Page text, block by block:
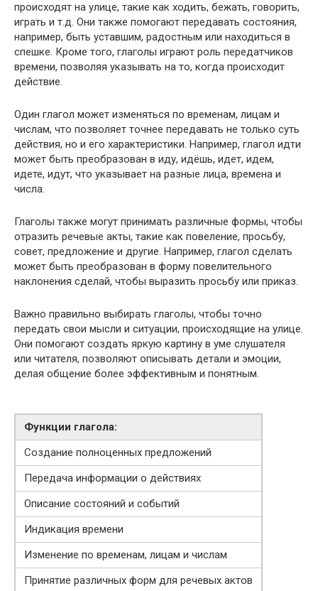
происходят на улице, такие как ходить, бежать, говорить,
играть и т.д. Они также помогают передавать состояния,
например, быть уставшим, радостным или находиться в
спешке. Кроме того, глаголы играют роль передатчиков
времени, позволяя указывать на то, когда происходит
действие.
Один глагол может изменяться по временам, лицам и
числам, что позволяет точнее передавать не только суть
действия, но и его характеристики. Например, глагол идти
может быть преобразован в иду, идёшь, идет, идем,
идете, идут, что указывает на разные лица, времена и
числа.
Глаголы также могут принимать различные формы, чтобы
отразить речевые акты, такие как повеление, просьбу,
совет, предложение и другие. Например, глагол сделать
может быть преобразован в форму повелительного
наклонения сделай, чтобы выразить просьбу или приказ.
Важно правильно выбирать глаголы, чтобы точно
передать свои мысли и ситуации, происходящие на улице.
Они помогают создать яркую картину в уме слушателя
или читателя, позволяют описывать детали и эмоции,
делая общение более эффективным и понятным.
Функции глагола:
Создание полноценных предложений
Передача информации о действиях
Описание состояний и событий
Индикация времени
Изменение по временам, лицам и числам
Принятие различных форм для речевых актов